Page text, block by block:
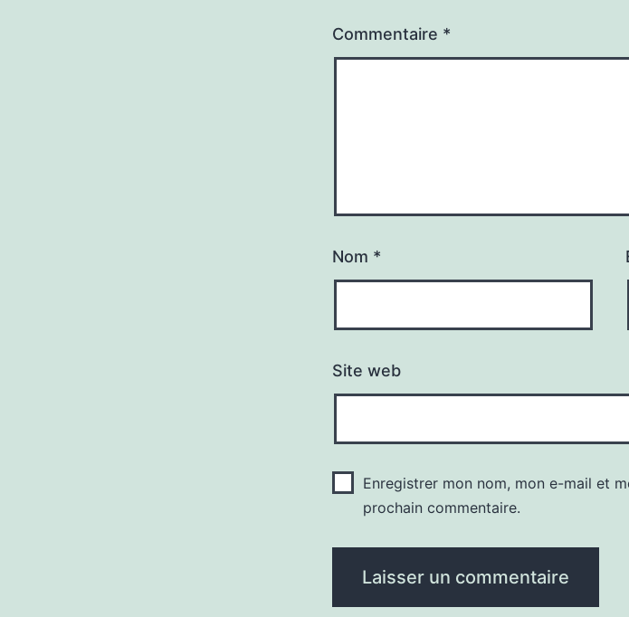
Commentaire *
Nom *
Site web
Enregistrer mon nom, mon e-mail et
prochain commentaire.